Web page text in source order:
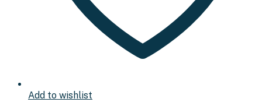
Add to wishlist